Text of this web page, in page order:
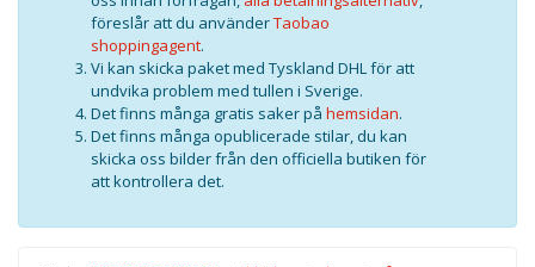
föreslår att du använderTaobao
shoppingagent.
Vi kan skicka paket med Tyskland DHL för att
undvika problem med tullen i Sverige.
Det finns många gratis saker på hemsidan.
Det finns många opublicerade stilar, du kan
skicka oss bilder från den officiella butiken för
att kontrollera det.